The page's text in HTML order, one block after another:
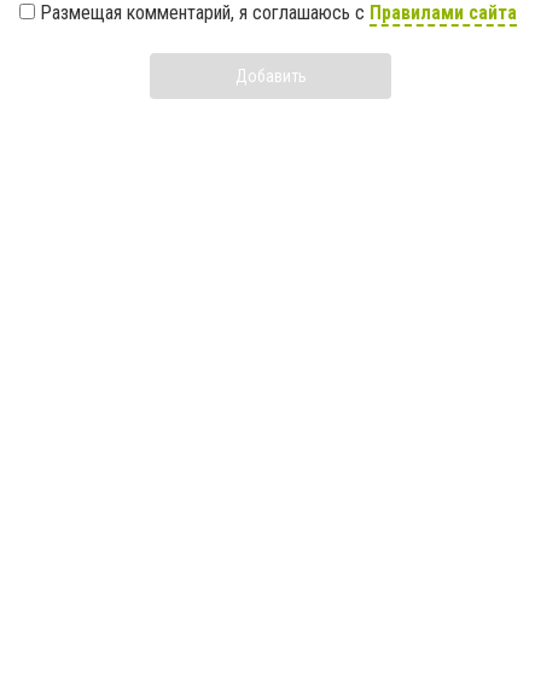
Размещая комментарий, я соглашаюсь с Правилами сайта
Добавить